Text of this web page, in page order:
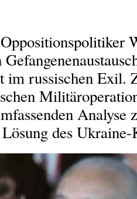
im russischen Exil.
Analyse
des